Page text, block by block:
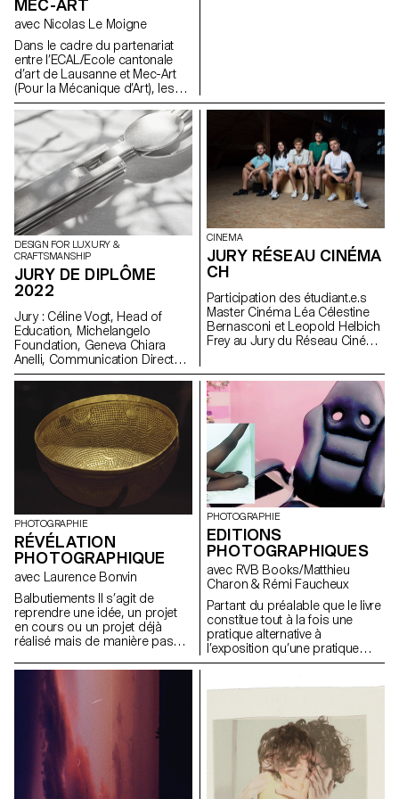
MEC-ART
avec Nicolas Le Moigne
Dans le cadre du partenariat
entre l’ECAL/Ecole cantonale
d’art de Lausanne et Mec-Art
(Pour la Mécanique d’Art), les
étudiants du Master in Design
for Luxury & Craftsmanship ont
chaque année l’opportunité de
visiter les manufactures et
rencontrer les artisans basés
dans la ville de Sainte-Croix.
Cette région de l’arc jurassien
franco-suisse regroupe de très
nombreux savoir-faire en
mécanique horlogère et
mécanique d’art fait désormais
partie du Patrimoine culturel
immatériel de l’Unesco. Ces
visites et rencontres doivent
programme de l’ECAL de
réaliser des pièces
mécaniques simples et
ludiques qui permettront
d’illustrer les différents savoir-
que les automates, les boîtes à
musique ou l’horlogerie.
sur des projets d’expositions ;
Collaboration sur des projets
de recherches (publications,
DESIGN FOR LUXURY &
CRAFTSMANSHIP
JURY DE DIPLÔME
2022
Jury : Céline Vogt, Head of
Education, Michelangelo
Foundation, Geneva Chiara
Anelli, Communication Director,
Hermès Switzerland, Geneva
London Prix De Bethune :
Camille Dutoit
CINEMA
JURY RÉSEAU CINÉMA
CH
Participation des étudiant.e.s
Master Cinéma Léa Célestine
Bernasconi et Leopold Helbich
Frey au Jury du Réseau Cinéma
Fribourg (FIFF)
PHOTOGRAPHIE
RÉVÉLATION
PHOTOGRAPHIQUE
avec Laurence Bonvin
Balbutiements Il s’agit de
reprendre une idée, un projet
en cours ou un projet déjà
réalisé mais de manière pas
plus loin, à la fois d’un point de
vue conceptuel et/ou
esthétique, ainsi que du point
de vue de la production. Faire
l’expérience de ce qu’il est
possible d’améliorer dans un
projet par rapport à une
première réalisation. Revisiter
un classique. Il s’agit aussi de
PHOTOGRAPHIE
EDITIONS
PHOTOGRAPHIQUES
avec RVB Books/Matthieu
Charon & Rémi Faucheux
Partant du préalable que le livre
constitue tout à la fois une
pratique alternative à
l’exposition qu’une pratique
d’exposition alternative -
alternatives dans la mesure où
potentiellement des modes de
visibilité de l’art ; pratiques
alternatives à l’exposition parce
que ce moyen de visibilité est
très différent de ce que l’on
nomme usuellement une